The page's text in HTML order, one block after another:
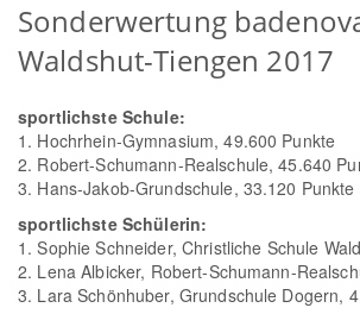
Sonderwertung
Waldshut-Tiengen 2017
sportlichste Schule:
1. Hochrhein-Gymnasium, 49.600 Punkte
2. Robert-Schumann-Realschule, 45.640
3. Hans-Jakob-Grundschule, 33.120 Punkte
sportlichste Schülerin:
1. Sophie Schneider, Christliche Schule
2. Lena Albicker, Robert-Schumann-
3. Lara Schönhuber, Grundschule Dogern,